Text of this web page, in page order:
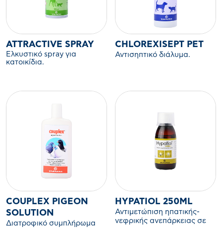
ATTRACTIVE SPRAY
Ελκυστικό spray για
κατοικίδια.
CHLOREXISEPT PET
Αντισηπτικό διάλυμα.
COUPLEX PIGEON
SOLUTION
Διατροφικό συμπλήρωμα
HYPATIOL 250ML
Αντιμετώπιση ηπατικής-
νεφρικής ανεπάρκειας σε